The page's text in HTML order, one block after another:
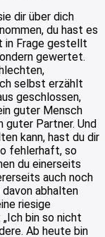
dir über dich
du hast es
in Frage gestellt
gewertet.
selbst erzählt
geschlossen,
guter Mensch
guter Partner. Und
kann, hast du dir
fehlerhaft, so
du einerseits
auch noch
abhalten
riesige
bin so nicht
Ab heute bin